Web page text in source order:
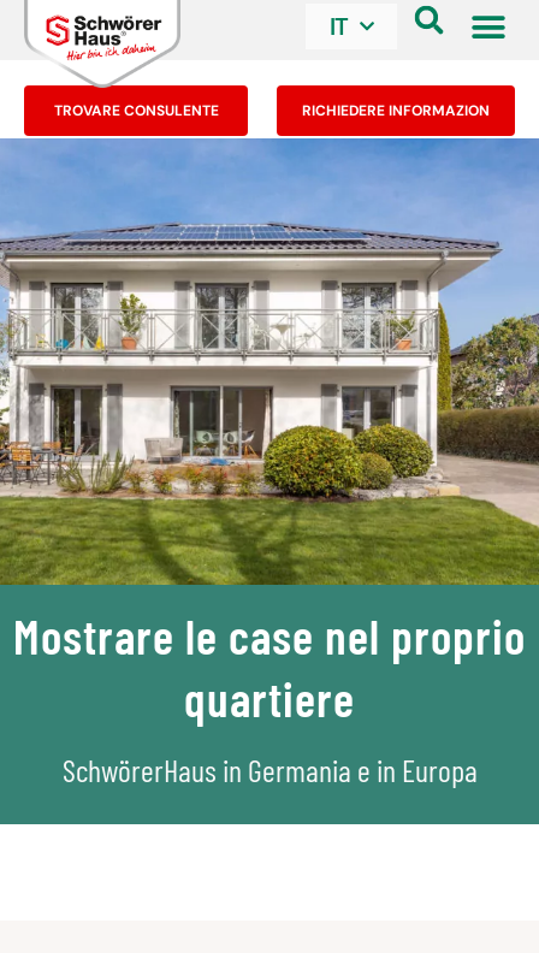
IT
TROVARE CONSULENTE RICHIEDERE INFORMAZION
Mostrare le case nel proprio
quartiere
SchwörerHaus in Germania e in Europa